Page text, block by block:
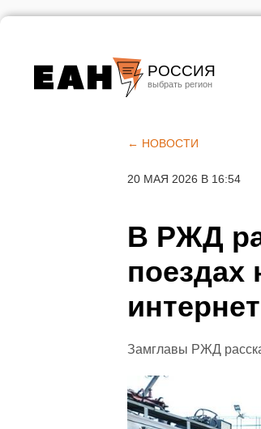
РОССИЯ
Челябинск
← НОВОСТИ
20 МАЯ 2026 В 16:54
В РЖД
поездах
интернет
Замглавы РЖД